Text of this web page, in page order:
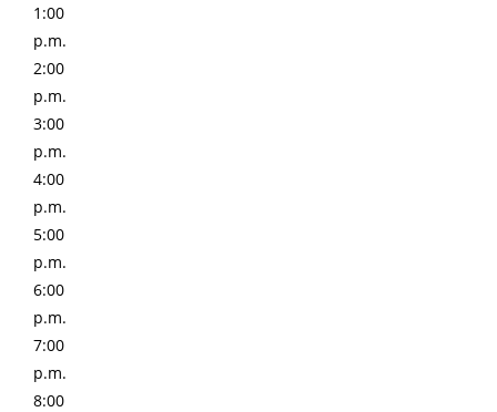
1:00
p.m.
2:00
p.m.
3:00
p.m.
4:00
p.m.
5:00
p.m.
6:00
p.m.
7:00
p.m.
8:00